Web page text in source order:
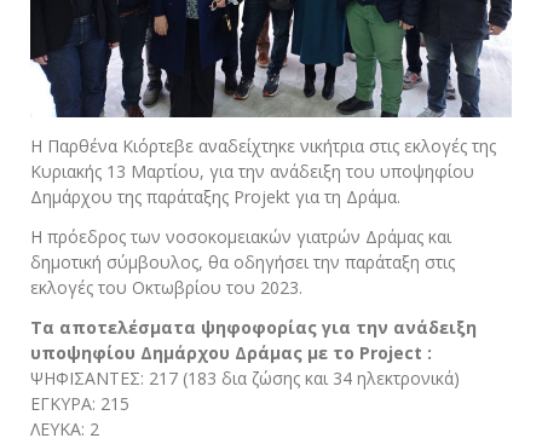
Η Παρθένα Κιόρτεβε αναδείχτηκε νικήτρια στις εκλογές της
Κυριακής 13 Μαρτίου, για την ανάδειξη του υποψηφίου
Δημάρχου της παράταξης Projekt για τη Δράμα.
Η πρόεδρος των νοσοκομειακών γιατρών Δράμας και
δημοτική σύμβουλος, θα οδηγήσει την παράταξη στις
εκλογές του Οκτωβρίου του 2023.
Τα αποτελέσματα ψηφοφορίας για την ανάδειξη
υποψηφίου Δημάρχου Δράμας με το Project :
ΨΗΦΙΣΑΝΤΕΣ: 217 (183 δια ζώσης και 34 ηλεκτρονικά)
ΕΓΚΥΡΑ: 215
ΛΕΥΚΑ: 2